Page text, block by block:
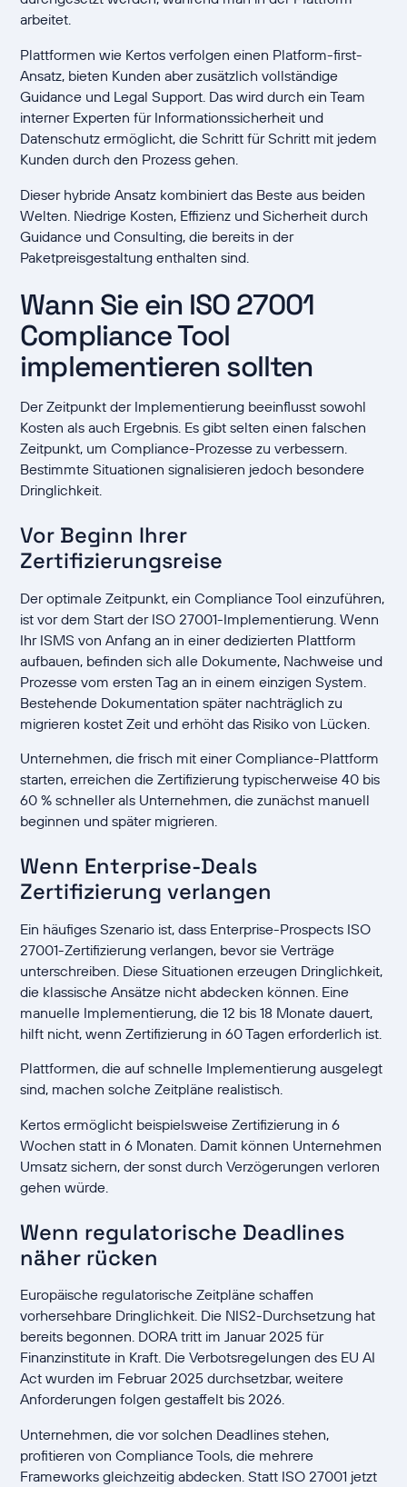
arbeitet.
Plattformen wie Kertos verfolgen einen Platform-first-
Ansatz, bieten Kunden aber zusätzlich vollständige
Guidance und Legal Support. Das wird durch ein Team
interner Experten für Informationssicherheit und
Datenschutz ermöglicht, die Schritt für Schritt mit jedem
Kunden durch den Prozess gehen.
Dieser hybride Ansatz kombiniert das Beste aus beiden
Welten. Niedrige Kosten, Effizienz und Sicherheit durch
Guidance und Consulting, die bereits in der
Paketpreisgestaltung enthalten sind.
Wann Sie ein ISO 27001
Compliance Tool
implementieren sollten
Der Zeitpunkt der Implementierung beeinflusst sowohl
Kosten als auch Ergebnis. Es gibt selten einen falschen
Zeitpunkt, um Compliance-Prozesse zu verbessern.
Bestimmte Situationen signalisieren jedoch besondere
Dringlichkeit.
Vor Beginn Ihrer
Zertifizierungsreise
Der optimale Zeitpunkt, ein Compliance Tool einzuführen,
ist vor dem Start der ISO 27001-Implementierung. Wenn
Ihr ISMS von Anfang an in einer dedizierten Plattform
aufbauen, befinden sich alle Dokumente, Nachweise und
Prozesse vom ersten Tag an in einem einzigen System.
Bestehende Dokumentation später nachträglich zu
migrieren kostet Zeit und erhöht das Risiko von Lücken.
Unternehmen, die frisch mit einer Compliance-Plattform
starten, erreichen die Zertifizierung typischerweise 40 bis
60 % schneller als Unternehmen, die zunächst manuell
beginnen und später migrieren.
Wenn Enterprise-Deals
Zertifizierung verlangen
Ein häufiges Szenario ist, dass Enterprise-Prospects ISO
27001-Zertifizierung verlangen, bevor sie Verträge
unterschreiben. Diese Situationen erzeugen Dringlichkeit,
die klassische Ansätze nicht abdecken können. Eine
manuelle Implementierung, die 12 bis 18 Monate dauert,
hilft nicht, wenn Zertifizierung in 60 Tagen erforderlich ist.
Plattformen, die auf schnelle Implementierung ausgelegt
sind, machen solche Zeitpläne realistisch.
Kertos ermöglicht beispielsweise Zertifizierung in 6
Wochen statt in 6 Monaten. Damit können Unternehmen
Umsatz sichern, der sonst durch Verzögerungen verloren
gehen würde.
Wenn regulatorische Deadlines
näher rücken
Europäische regulatorische Zeitpläne schaffen
vorhersehbare Dringlichkeit. Die NIS2-Durchsetzung hat
bereits begonnen. DORA tritt im Januar 2025 für
Finanzinstitute in Kraft. Die Verbotsregelungen des EU AI
Act wurden im Februar 2025 durchsetzbar, weitere
Anforderungen folgen gestaffelt bis 2026.
Unternehmen, die vor solchen Deadlines stehen,
profitieren von Compliance Tools, die mehrere
Frameworks gleichzeitig abdecken. Statt ISO 27001 jetzt